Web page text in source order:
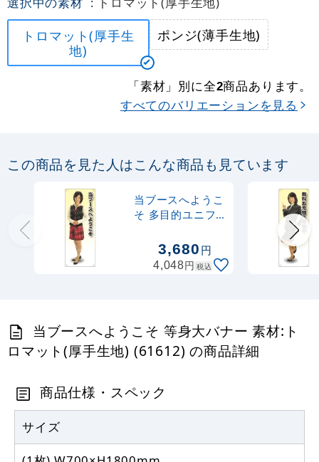
トロマット(厚手生
地)
ポンジ(薄手生地)
「素材」別に全2商品あります。
すべてのバリエーションを見る
この商品を見た人はこんな商品も見ています
当ブースへようこ
そ 多目的ユニフ
ナー 素材:トロマ
ット(厚手生地)
(62283)
3,680円
4,048円 税込
当ブースへようこそ 等身大バナー 素材:ト
ロマット(厚手生地) (61612) の商品詳細
商品仕様・スペック
サイズ